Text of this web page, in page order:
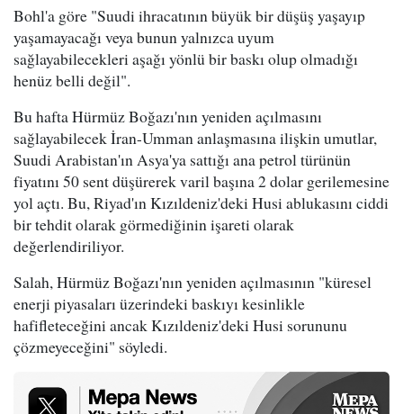
Bohl'a göre "Suudi ihracatının büyük bir düşüş yaşayıp
yaşamayacağı veya bunun yalnızca uyum
sağlayabilecekleri aşağı yönlü bir baskı olup olmadığı
henüz belli değil".
Bu hafta Hürmüz Boğazı'nın yeniden açılmasını
sağlayabilecek İran-Umman anlaşmasına ilişkin umutlar,
Suudi Arabistan'ın Asya'ya sattığı ana petrol türünün
fiyatını 50 sent düşürerek varil başına 2 dolar gerilemesine
yol açtı. Bu, Riyad'ın Kızıldeniz'deki Husi ablukasını ciddi
bir tehdit olarak görmediğinin işareti olarak
değerlendiriliyor.
Salah, Hürmüz Boğazı'nın yeniden açılmasının "küresel
enerji piyasaları üzerindeki baskıyı kesinlikle
hafifleteceğini ancak Kızıldeniz'deki Husi sorununu
çözmeyeceğini" söyledi.